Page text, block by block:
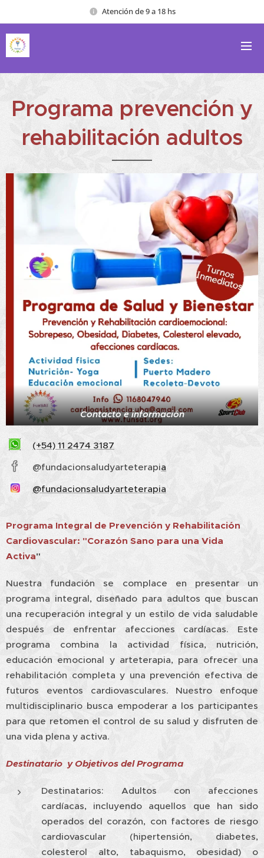
Atención de 9 a 18 hs
Programa prevención y
rehabilitación adultos
Contacto e información
(+54) 11 2474 3187
@fundacionsaludyarteterapia
@fundacionsaludyarteterapia
Programa Integral de Prevención y Rehabilitación
Cardiovascular: "Corazón Sano para una Vida
Activa"
Nuestra fundación se complace en presentar un
programa integral, diseñado para adultos que buscan
una recuperación integral y un estilo de vida saludable
después de enfrentar afecciones cardíacas. Este
programa combina la actividad física, nutrición,
educación emocional y arteterapia, para ofrecer una
rehabilitación completa y una prevención efectiva de
futuros eventos cardiovasculares. Nuestro enfoque
multidisciplinario busca empoderar a los participantes
para que retomen el control de su salud y disfruten de
una vida plena y activa.
Destinatario y Objetivos del Programa
Destinatarios: Adultos con afecciones
cardíacas, incluyendo aquellos que han sido
operados del corazón, con factores de riesgo
cardiovascular (hipertensión, diabetes,
colesterol alto, tabaquismo, obesidad) o